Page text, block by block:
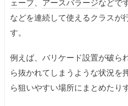
などを連続して使えるクラスが
す。
例えば、バリケード設置が破ら
ら抜かれてしまうような状況を
ら狙いやすい場所にまとめたり